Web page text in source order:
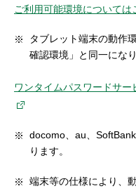
ご利用可能環境については
タブレット端末の動作
確認環境」と同一になり
ワンタイムパスワードサ
docomo、au、
ります。
端末等の仕様により、